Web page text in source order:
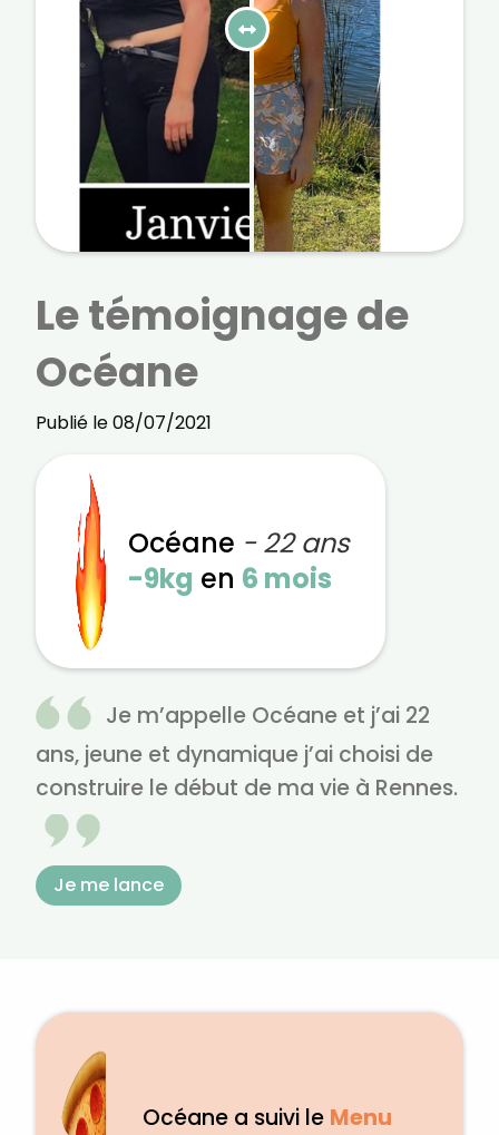
Le témoignage de
Océane
Publié le 08/07/2021
Océane - 22 ans
-9kg en 6 mois
Je m’appelle Océane et j’ai 22
ans, jeune et dynamique j’ai choisi de
construire le début de ma vie à Rennes.
Je me lance
Océane a suivi le Menu
courriels, l'heure à laquelle vous le faites
ainsi que des informations sur le terminal
que vous utilisez. Pour en savoir plus sur
ces traceurs, voir notrepolitique de
confidentialité
Je reçois mon cadeau !
Votre adresse email sera utilisée par Digital Prisma Players
pour vous envoyer votre newsletter contenant des offres
commerciales personnalisées. Vous pourrez vous
désinscrire en utilisant le lien de désabonnement intégré
dans la newsletter. Pour en savoir plus et exercer vos droits,
prenez connaissance de notreCharte de Confidentialité